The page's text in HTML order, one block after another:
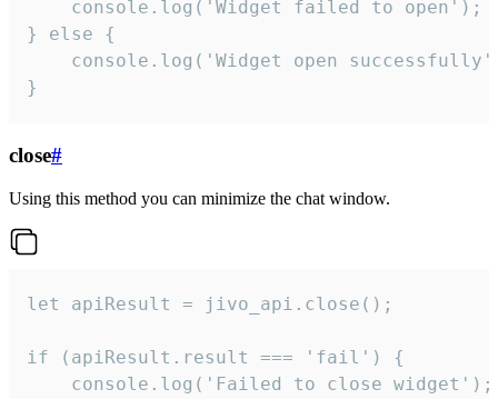
    console.log('Widget failed to open');
} else {
console.log('Widget open
}
close#
Using this method you can minimize the chat window.
let apiResult = jivo_api.close();
if (apiResult.result === 'fail') {
    console.log('Failed to close widget');